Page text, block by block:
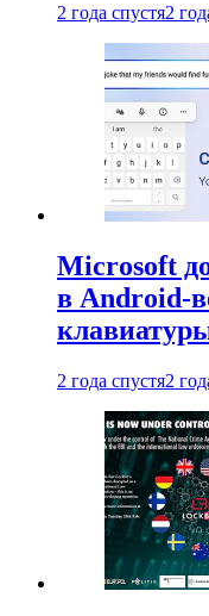
2 года спустя2
Microsoft
в Android-
2 года спустя2